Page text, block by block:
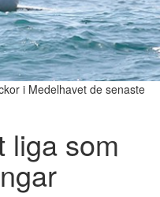
i Medelhavet de senaste
liga som